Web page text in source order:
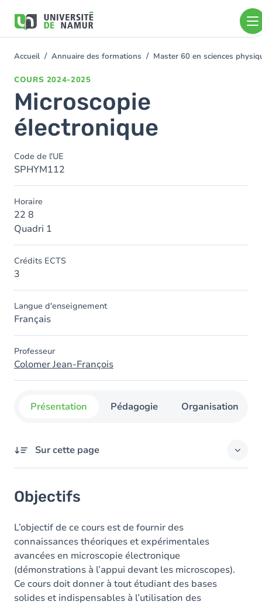
contenu
You
Accueil Annuaire des formations Master 60 en sciences
COURS 2024-2025
Microscopie
électronique
Code de l'UE
SPHYM112
Horaire
22 8
Quadri 1
Crédits ECTS
3
Langue d'enseignement
Français
Professeur
Colomer Jean-François
Présentation Pédagogie Organisation
Sur cette page
Contenu
Table des matières
Objectifs
L’objectif de ce cours est de fournir des
connaissances théoriques et expérimentales
avancées en microscopie électronique
(démonstrations à l’appui devant les microscopes).
Ce cours doit donner à tout étudiant des bases
solides et indispensables à l’utilisation des